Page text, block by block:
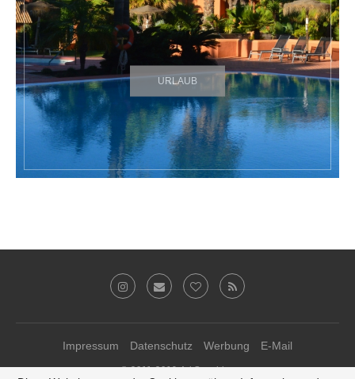
URLAUB
Impressum Datenschutz Werbung E-Mail
© 2011-2019 Ari Sunshine